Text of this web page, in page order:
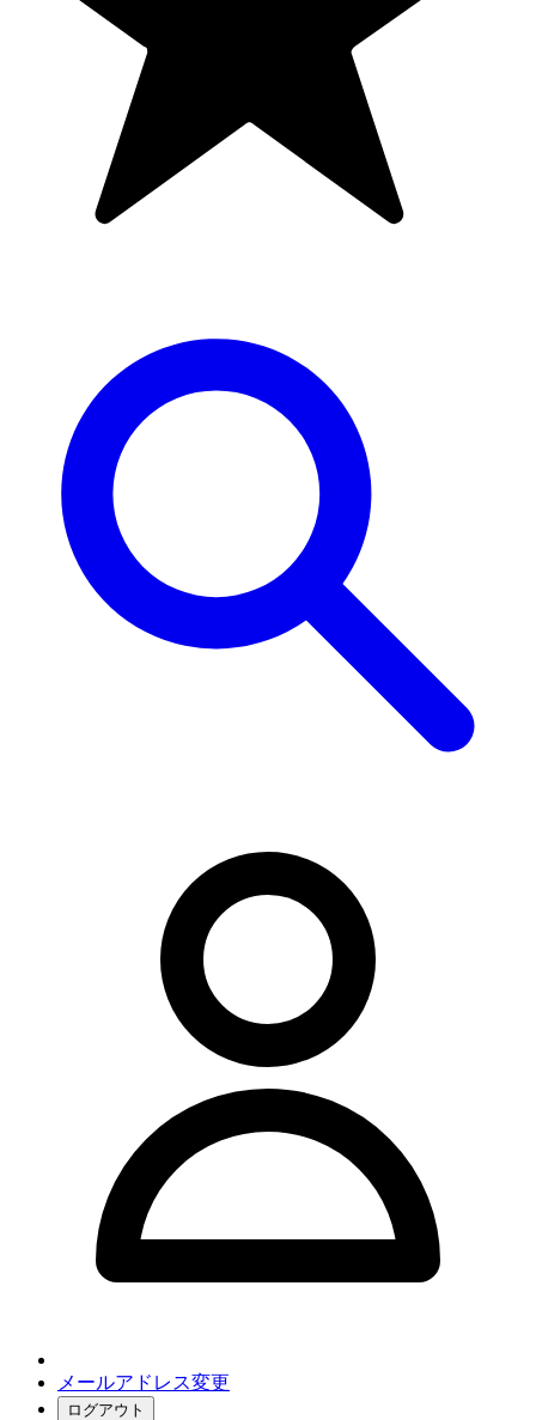
メールアドレス変更
ログアウト